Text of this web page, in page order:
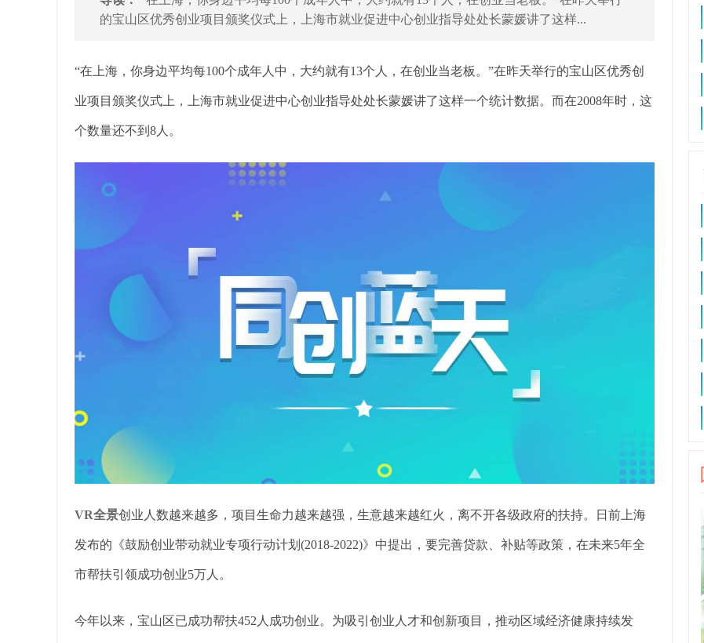
的宝山区优秀创业项目颁奖仪式上，上海市就业促进中心创业指导处处长蒙媛讲了这样...
“在上海，你身边平均每100个成年人中，大约就有13个人，在创业当老板。”在昨天举行的宝山区优秀创
业项目颁奖仪式上，上海市就业促进中心创业指导处处长蒙媛讲了这样一个统计数据。而在2008年时，这
个数量还不到8人。
VR全景创业人数越来越多，项目生命力越来越强，生意越来越红火，离不开各级政府的扶持。日前上海
发布的《鼓励创业带动就业专项行动计划(2018-2022)》中提出，要完善贷款、补贴等政策，在未来5年全
市帮扶引领成功创业5万人。
今年以来，宝山区已成功帮扶452人成功创业。为吸引创业人才和创新项目，推动区域经济健康持续发